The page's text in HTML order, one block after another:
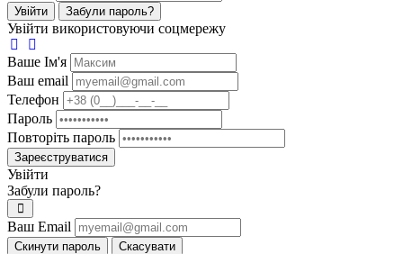
Увійти Забули пароль?
Увійти використовуючи соцмережу
Ваше Iм'я
Ваш email
Телефон
Пароль
Повторіть пароль
Зареєструватися
Увійти
Забули пароль?
Ваш Email
Скинути пароль Скасувати